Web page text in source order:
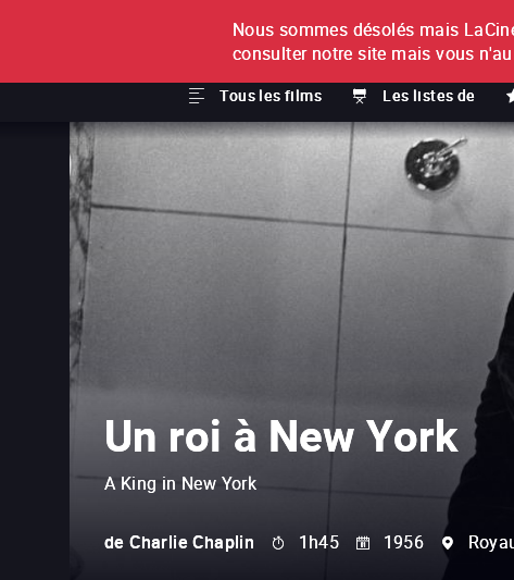
À L'UNITÉ
Tous les films Les listes de
ABONNEMENT
Un roi à New York
A King in New York
de Charlie Chaplin 1h45 1956
Nous sommes désolés mais
consulter notre site mais vous